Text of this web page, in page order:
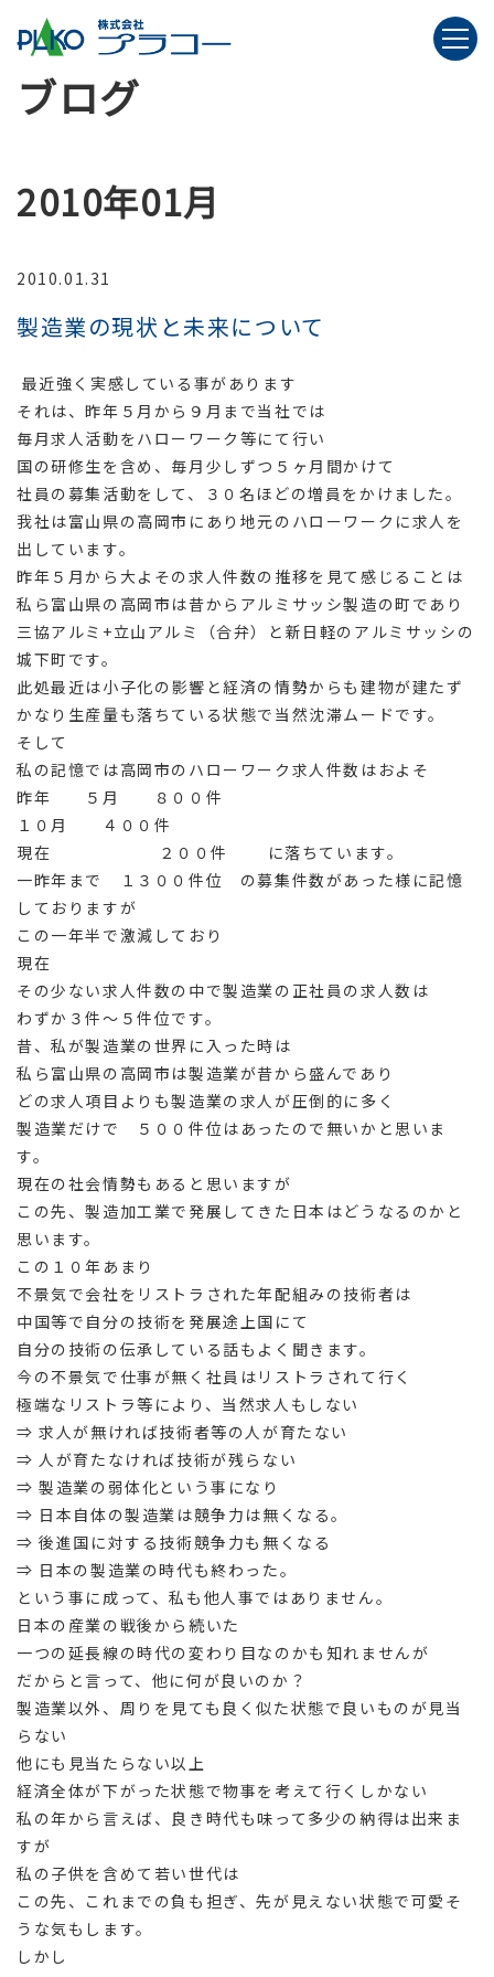
ブログ
2010年01月
2010.01.31
製造業の現状と未来について
最近強く実感している事があります
それは、昨年５月から９月まで当社では
毎月求人活動をハローワーク等にて行い
国の研修生を含め、毎月少しずつ５ヶ月間かけて
社員の募集活動をして、３０名ほどの増員をかけました。
我社は富山県の高岡市にあり地元のハローワークに求人を
出しています。
昨年５月から大よその求人件数の推移を見て感じることは
私ら富山県の高岡市は昔からアルミサッシ製造の町であり
三協アルミ+立山アルミ（合弁）と新日軽のアルミサッシの
城下町です。
此処最近は小子化の影響と経済の情勢からも建物が建たず
かなり生産量も落ちている状態で当然沈滞ムードです。
そして
私の記憶では高岡市のハローワーク求人件数はおよそ
昨年 ５月 ８００件
１０月 ４００件
現在 ２００件 に落ちています。
一昨年まで １３００件位 の募集件数があった様に記憶
しておりますが
この一年半で激減しており
現在
その少ない求人件数の中で製造業の正社員の求人数は
わずか３件～５件位です。
昔、私が製造業の世界に入った時は
私ら富山県の高岡市は製造業が昔から盛んであり
どの求人項目よりも製造業の求人が圧倒的に多く
製造業だけで ５００件位はあったので無いかと思いま
す。
現在の社会情勢もあると思いますが
この先、製造加工業で発展してきた日本はどうなるのかと
思います。
この１０年あまり
不景気で会社をリストラされた年配組みの技術者は
中国等で自分の技術を発展途上国にて
自分の技術の伝承している話もよく聞きます。
今の不景気で仕事が無く社員はリストラされて行く
極端なリストラ等により、当然求人もしない
⇒ 求人が無ければ技術者等の人が育たない
⇒ 人が育たなければ技術が残らない
⇒ 製造業の弱体化という事になり
⇒ 日本自体の製造業は競争力は無くなる。
⇒ 後進国に対する技術競争力も無くなる
⇒ 日本の製造業の時代も終わった。
という事に成って、私も他人事ではありません。
日本の産業の戦後から続いた
一つの延長線の時代の変わり目なのかも知れませんが
だからと言って、他に何が良いのか？
製造業以外、周りを見ても良く似た状態で良いものが見当
らない
他にも見当たらない以上
経済全体が下がった状態で物事を考えて行くしかない
私の年から言えば、良き時代も味って多少の納得は出来ま
すが
私の子供を含めて若い世代は
この先、これまでの負も担ぎ、先が見えない状態で可愛そ
うな気もします。
しかし